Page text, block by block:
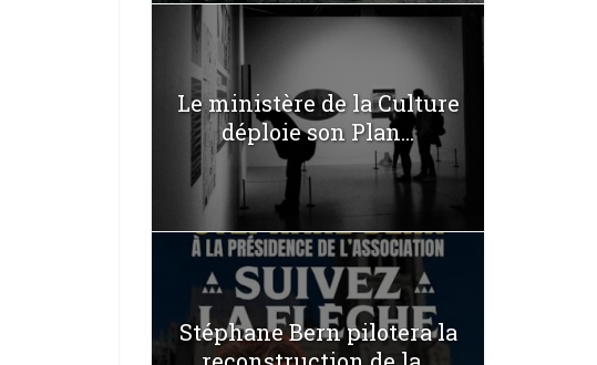
Le ministère de la Culture
déploie son Plan...
Stéphane Bern pilotera la